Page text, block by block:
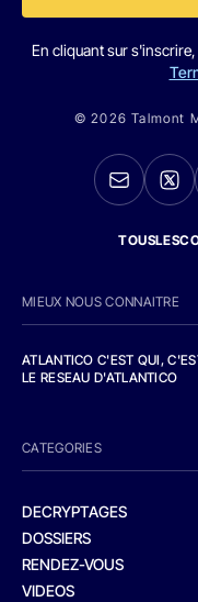
En cliquant sur
© 2026 Talmont
MIEUX NOUS CONNAITRE
ATLANTICO C'EST QUI,
LE RESEAU D'ATLANTICO
CATEGORIES
DECRYPTAGES
DOSSIERS
RENDEZ-VOUS
VIDEOS